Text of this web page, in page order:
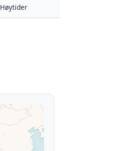
Høytider